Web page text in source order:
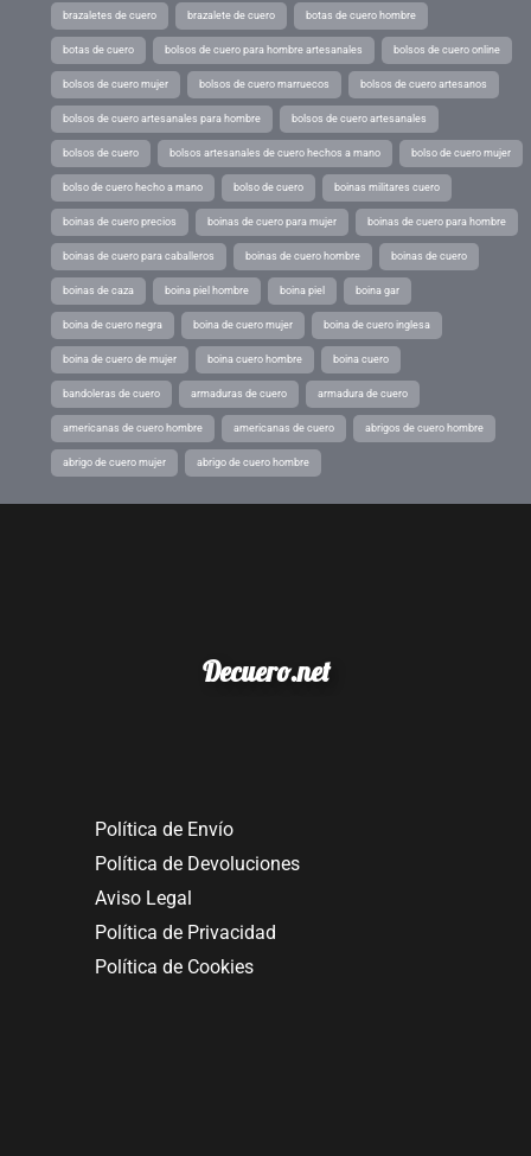
brazaletes de cuero brazalete de cuero botas de cuero hombre
botas de cuero bolsos de cuero para hombre artesanales bolsos de cuero online
bolsos de cuero mujer bolsos de cuero marruecos bolsos de cuero artesanos
bolsos de cuero artesanales para hombre bolsos de cuero artesanales
bolsos de cuero bolsos artesanales de cuero hechos a mano bolso de cuero mujer
bolso de cuero hecho a mano bolso de cuero boinas militares cuero
boinas de cuero precios boinas de cuero para mujer boinas de cuero para hombre
boinas de cuero para caballeros boinas de cuero hombre boinas de cuero
boinas de caza boina piel hombre boina piel boina gar
boina de cuero negra boina de cuero mujer boina de cuero inglesa
boina de cuero de mujer boina cuero hombre boina cuero
bandoleras de cuero armaduras de cuero armadura de cuero
americanas de cuero hombre americanas de cuero abrigos de cuero hombre
abrigo de cuero mujer abrigo de cuero hombre
Decuero.net
Política de Envío
Política de Devoluciones
Aviso Legal
Política de Privacidad
Política de Cookies